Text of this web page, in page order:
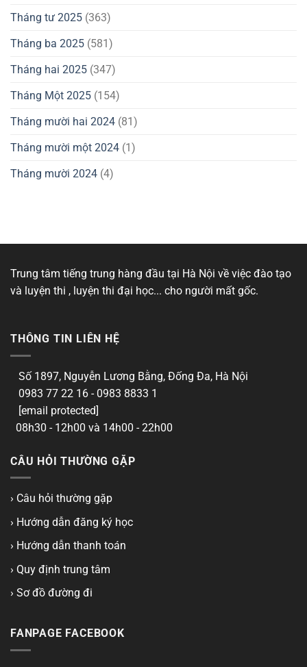
Tháng tư 2025 (363)
Tháng ba 2025 (581)
Tháng hai 2025 (347)
Tháng Một 2025 (154)
Tháng mười hai 2024 (81)
Tháng mười một 2024 (1)
Tháng mười 2024 (4)
Trung tâm tiếng trung hàng đầu tại Hà Nội về việc đào tạo
và luyện thi , luyện thi đại học... cho người mất gốc.
THÔNG TIN LIÊN HỆ
Số 1897, Nguyễn Lương Bằng, Đống Đa, Hà Nội
0983 77 22 16 - 0983 8833 1
[email protected]
08h30 - 12h00 và 14h00 - 22h00
CÂU HỎI THƯỜNG GẶP
› Câu hỏi thường gặp
› Hướng dẫn đăng ký học
› Hướng dẫn thanh toán
› Quy định trung tâm
› Sơ đồ đường đi
FANPAGE FACEBOOK